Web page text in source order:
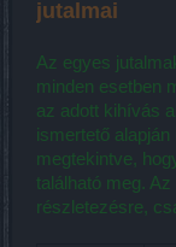
jutalmai
Az egyes
minden esetben
az adott kihívás
ismertető
megtekintve,
található meg.
részletezésre,